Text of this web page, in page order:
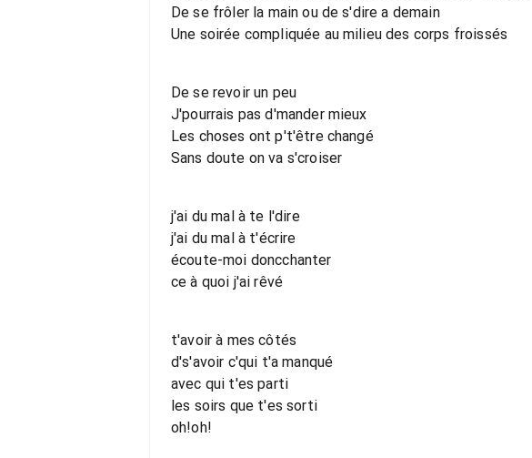
De se frôler la main ou de s'dire a demain
Une soirée compliquée au milieu des corps froissés
De se revoir un peu
J'pourrais pas d'mander mieux
Les choses ont p't'être changé
Sans doute on va s'croiser
j'ai du mal à te l'dire
j'ai du mal à t'écrire
écoute-moi doncchanter
ce à quoi j'ai rêvé
t'avoir à mes côtés
d's'avoir c'qui t'a manqué
avec qui t'es parti
les soirs que t'es sorti
oh!oh!